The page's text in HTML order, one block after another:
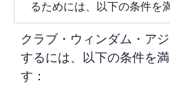
るためには、以下の条件を
クラブ・ウィンダム・ア
するには、以下の条件を
す：